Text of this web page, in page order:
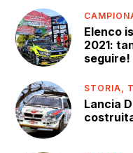
Elenco
2021:
seguire!
STORIA,
Lancia